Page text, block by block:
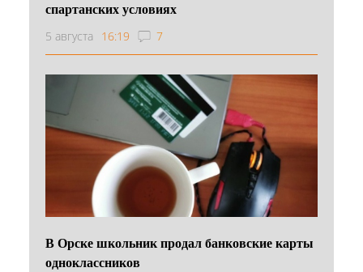
спартанских условиях
5 августа 16:19 7
В Орске школьник продал банковские карты
одноклассников